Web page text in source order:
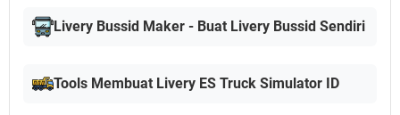
Livery Bussid Maker - Buat Livery Bussid Sendiri
Tools Membuat Livery ES Truck Simulator ID